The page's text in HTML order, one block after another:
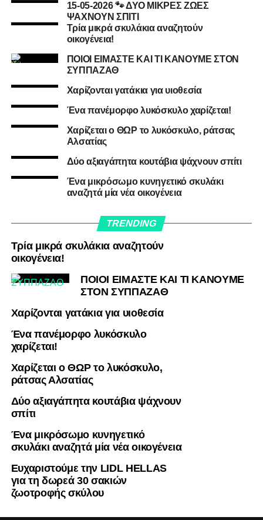
15-05-2026 🐾 ΔΥΟ ΜΙΚΡΕΣ ΖΩΕΣ
ΨΑΧΝΟΥΝ ΣΠΙΤΙ
Τρία μικρά σκυλάκια αναζητούν
οικογένεια!
ΠΟΙΟΙ ΕΙΜΑΣΤΕ ΚΑΙ ΤΙ ΚΑΝΟΥΜΕ ΣΤΟΝ
ΣΥΠΠΑΖΑΘ
Χαρίζονται γατάκια για υιοθεσία
Ένα πανέμορφο λυκόσκυλο χαρίζεται!
Χαρίζεται ο ΘΩΡ το λυκόσκυλο, ράτσας
Αλσατίας
Δύο αξιαγάπητα κουτάβια ψάχνουν σπίτι
Ένα μικρόσωμο κυνηγετικό σκυλάκι
αναζητά μία νέα οικογένεια
TRENDING
Τρία μικρά σκυλάκια αναζητούν
οικογένεια!
ΠΟΙΟΙ ΕΙΜΑΣΤΕ ΚΑΙ ΤΙ ΚΑΝΟΥΜΕ
ΣΤΟΝ ΣΥΠΠΑΖΑΘ
Χαρίζονται γατάκια για υιοθεσία
Ένα πανέμορφο λυκόσκυλο
χαρίζεται!
Χαρίζεται ο ΘΩΡ το λυκόσκυλο,
ράτσας Αλσατίας
Δύο αξιαγάπητα κουτάβια ψάχνουν
σπίτι
Ένα μικρόσωμο κυνηγετικό
σκυλάκι αναζητά μία νέα οικογένεια
Ευχαριστούμε την LIDL HELLAS
για τη δωρεά 30 σακιών
ζωοτροφής σκύλου